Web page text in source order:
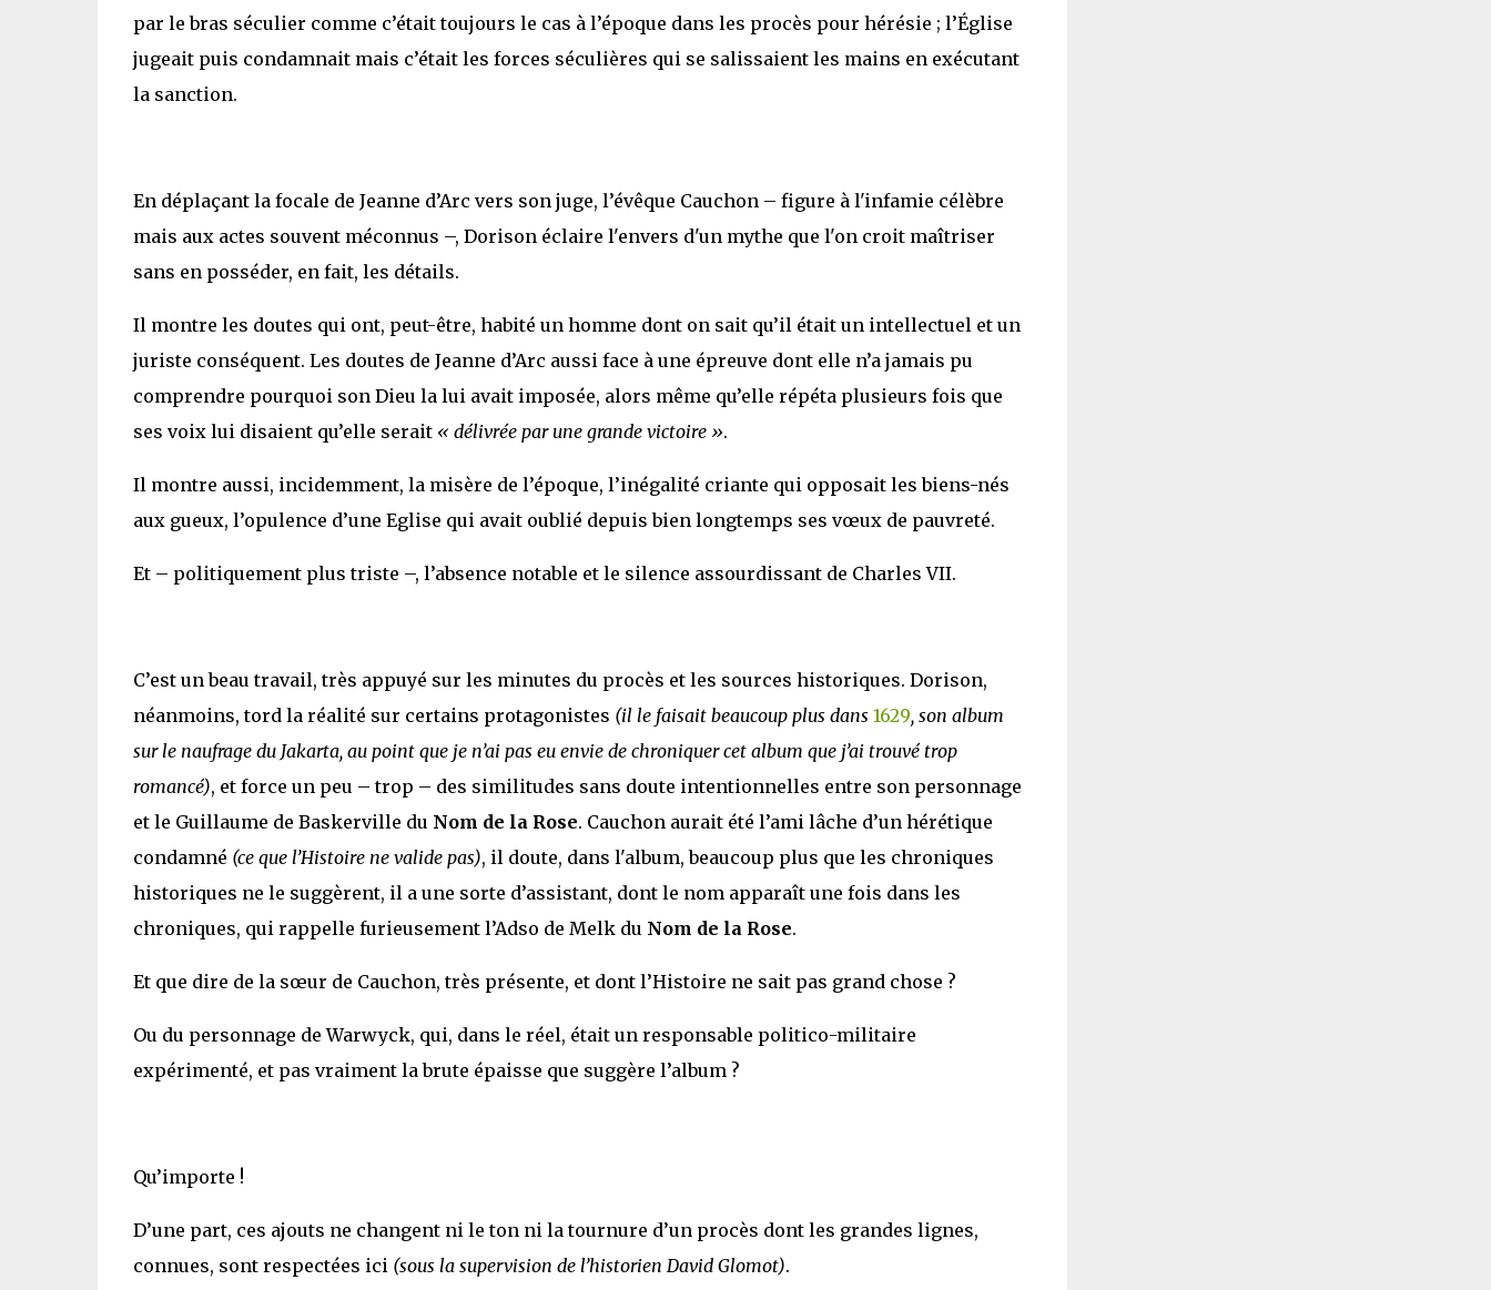
par le bras séculier comme c’était toujours le cas à l’époque dans les procès pour hérésie ; l’Église
jugeait puis condamnait mais c’était les forces séculières qui se salissaient les mains en exécutant
la sanction.
En déplaçant la focale de Jeanne d’Arc vers son juge, l’évêque Cauchon – figure à l'infamie célèbre
mais aux actes souvent méconnus –, Dorison éclaire l'envers d'un mythe que l'on croit maîtriser
sans en posséder, en fait, les détails.
Il montre les doutes qui ont, peut-être, habité un homme dont on sait qu’il était un intellectuel et un
juriste conséquent. Les doutes de Jeanne d’Arc aussi face à une épreuve dont elle n’a jamais pu
comprendre pourquoi son Dieu la lui avait imposée, alors même qu’elle répéta plusieurs fois que
ses voix lui disaient qu’elle serait « délivrée par une grande victoire ».
Il montre aussi, incidemment, la misère de l’époque, l’inégalité criante qui opposait les biens-nés
aux gueux, l’opulence d’une Eglise qui avait oublié depuis bien longtemps ses vœux de pauvreté.
Et – politiquement plus triste –, l’absence notable et le silence assourdissant de Charles VII.
C’est un beau travail, très appuyé sur les minutes du procès et les sources historiques. Dorison,
néanmoins, tord la réalité sur certains protagonistes (il le faisait beaucoup plus dans 1629, son album
sur le naufrage du Jakarta, au point que je n’ai pas eu envie de chroniquer cet album que j’ai trouvé trop
romancé), et force un peu – trop – des similitudes sans doute intentionnelles entre son personnage
et le Guillaume de Baskerville du Nom de la Rose. Cauchon aurait été l’ami lâche d’un hérétique
condamné (ce que l’Histoire ne valide pas), il doute, dans l'album, beaucoup plus que les chroniques
historiques ne le suggèrent, il a une sorte d’assistant, dont le nom apparaît une fois dans les
chroniques, qui rappelle furieusement l’Adso de Melk du Nom de la Rose.
Et que dire de la sœur de Cauchon, très présente, et dont l’Histoire ne sait pas grand chose ?
Ou du personnage de Warwyck, qui, dans le réel, était un responsable politico-militaire
expérimenté, et pas vraiment la brute épaisse que suggère l’album ?
Qu’importe !
D’une part, ces ajouts ne changent ni le ton ni la tournure d’un procès dont les grandes lignes,
connues, sont respectées ici (sous la supervision de l’historien David Glomot).